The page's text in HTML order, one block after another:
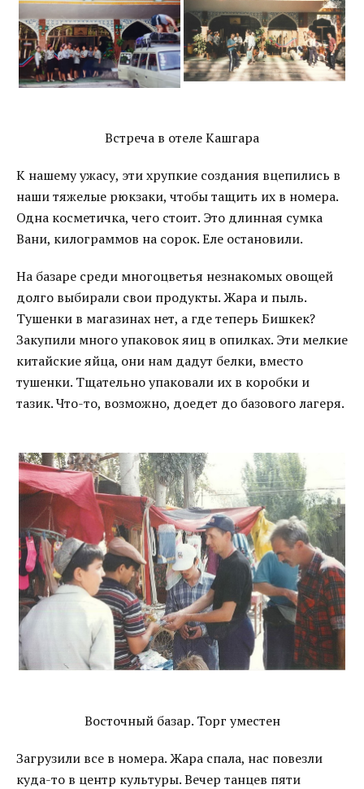
Встреча в отеле Кашгара
К нашему ужасу, эти хрупкие создания вцепились в
наши тяжелые рюкзаки, чтобы тащить их в номера.
Одна косметичка, чего стоит. Это длинная сумка
Вани, килограммов на сорок. Еле остановили.
На базаре среди многоцветья незнакомых овощей
долго выбирали свои продукты. Жара и пыль.
Тушенки в магазинах нет, а где теперь Бишкек?
Закупили много упаковок яиц в опилках. Эти мелкие
китайские яйца, они нам дадут белки, вместо
тушенки. Тщательно упаковали их в коробки и
тазик. Что-то, возможно, доедет до базового лагеря.
Восточный базар. Торг уместен
Загрузили все в номера. Жара спала, нас повезли
куда-то в центр культуры. Вечер танцев пяти